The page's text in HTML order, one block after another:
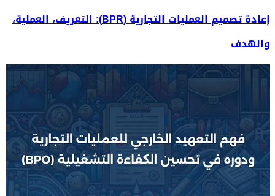
إعادة تصميم العمليات التجارية (BPR): التعريف، العملية،
والهدف